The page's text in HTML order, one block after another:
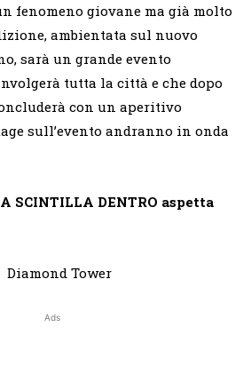
fenomeno giovane ma già molto
ambientata sul nuovo
sarà un grande evento
tutta la città e che dopo
con un aperitivo
sull’evento andranno in onda
SCINTILLA DENTRO aspetta
Ads